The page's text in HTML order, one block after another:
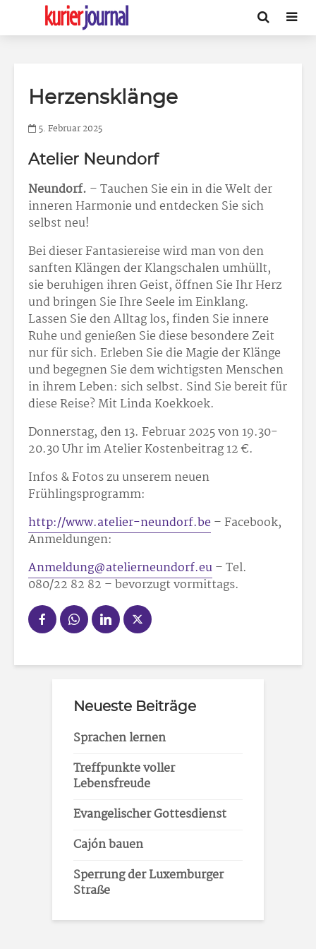
Herzensklänge
5. Februar 2025
Atelier Neundorf
Neundorf. – Tauchen Sie ein in die Welt der
inneren Harmonie und entdecken Sie sich
selbst neu!
Bei dieser Fantasiereise wird man von den
sanften Klängen der Klangschalen umhüllt,
sie beruhigen ihren Geist, öffnen Sie Ihr Herz
und bringen Sie Ihre Seele im Einklang.
Lassen Sie den Alltag los, finden Sie innere
Ruhe und genießen Sie diese besondere Zeit
nur für sich. Erleben Sie die Magie der Klänge
und begegnen Sie dem wichtigsten Menschen
in ihrem Leben: sich selbst. Sind Sie bereit für
diese Reise? Mit Linda Koekkoek.
Donnerstag, den 13. Februar 2025 von 19.30-
20.30 Uhr im Atelier Kostenbeitrag 12 €.
Infos & Fotos zu unserem neuen
Frühlingsprogramm:
http://www.atelier-neundorf.be– Facebook,
Anmeldungen:
Anmeldung@atelierneundorf.eu– Tel.
080/22 82 82 – bevorzugt vormittags.
Neueste Beiträge
Sprachen lernen
Treffpunkte voller
Lebensfreude
Evangelischer Gottesdienst
Cajón bauen
Sperrung der Luxemburger
Straße